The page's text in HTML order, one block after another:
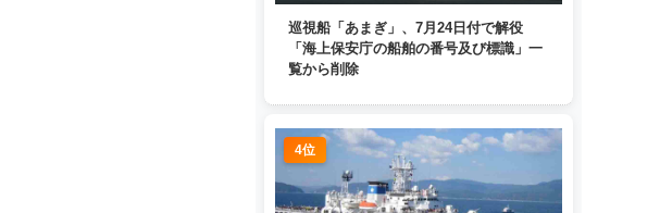
巡視船「あまぎ」、7月24日付で解役
「海上保安庁の船舶の番号及び標識」一
覧から削除
4位